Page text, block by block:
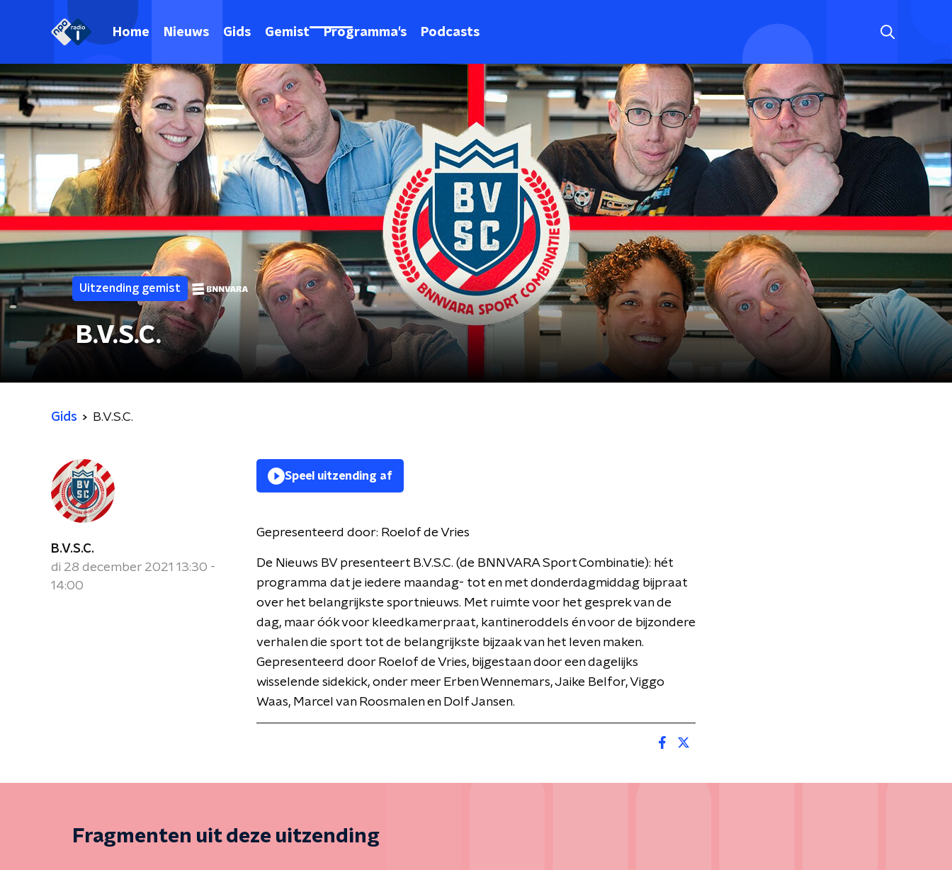
Home Nieuws Gids Gemist Programma's Podcasts
Uitzending gemist
B.V.S.C.
Gids B.V.S.C.
B.V.S.C.
di 28 december 2021 13:30 -
14:00
Speel uitzending af
Gepresenteerd door: Roelof de Vries
De Nieuws BV presenteert B.V.S.C. (de BNNVARA Sport Combinatie): hét
programma dat je iedere maandag- tot en met donderdagmiddag bijpraat
over het belangrijkste sportnieuws. Met ruimte voor het gesprek van de
dag, maar óók voor kleedkamerpraat, kantineroddels én voor de bijzondere
verhalen die sport tot de belangrijkste bijzaak van het leven maken.
Gepresenteerd door Roelof de Vries, bijgestaan door een dagelijks
wisselende sidekick, onder meer Erben Wennemars, Jaike Belfor, Viggo
Waas, Marcel van Roosmalen en Dolf Jansen.
Fragmenten uit deze uitzending